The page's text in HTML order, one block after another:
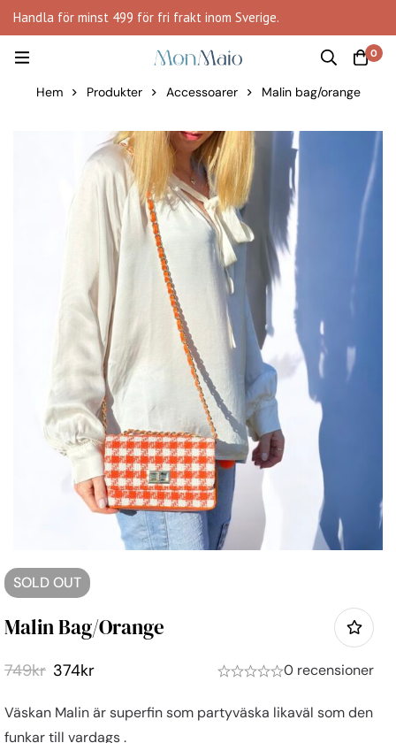
Handla för minst 499 för fri frakt inom Sverige.
0
Hem Produkter Accessoarer Malin bag/orange
SOLD OUT
Malin Bag/orange
749kr 374kr 0 recensioner
Väskan Malin är superfin som partyväska likaväl som den
funkar till vardags .